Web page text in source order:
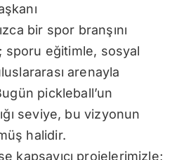
bir spor branşını
sporu eğitimle, sosyal
arenayla
pickleball’un
seviye, bu vizyonun
halidir.
kapsayıcı projelerimizle;